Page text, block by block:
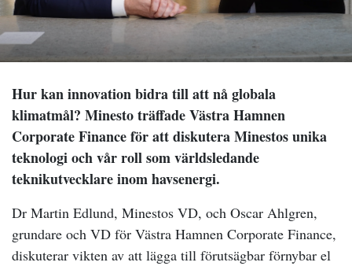
Hur kan innovation bidra till att nå globala
klimatmål? Minesto träffade Västra Hamnen
Corporate Finance för att diskutera Minestos unika
teknologi och vår roll som världsledande
teknikutvecklare inom havsenergi.
Dr Martin Edlund, Minestos VD, och Oscar Ahlgren,
grundare och VD för Västra Hamnen Corporate Finance,
diskuterar vikten av att lägga till förutsägbar förnybar el